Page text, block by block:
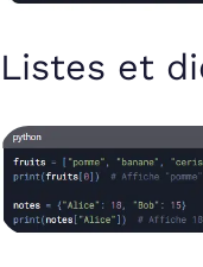
Listes et